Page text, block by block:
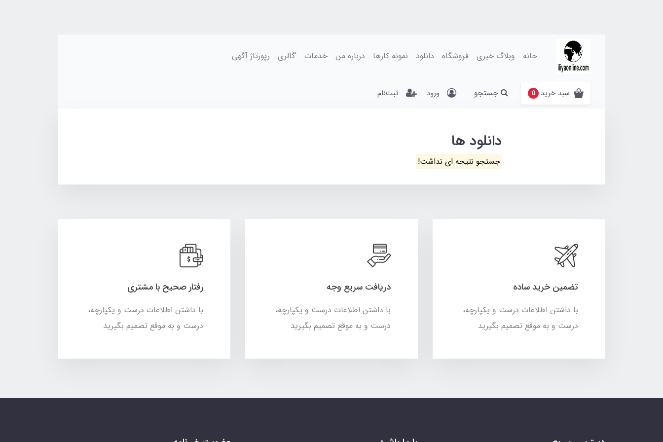
خانه وبلاگ خبری فروشگاه دانلود نمونه کارها درباره من خدمات 'گالری رپورتاژ آگهی
سبد خرید 0 جستجو ورود ثبت‌نام
دانلود ها
جستجو نتیجه ای نداشت!
تضمین خرید ساده
با داشتن اطلاعات درست و یکپارچه،
درست و به موقع تصمیم بگیرید
دریافت سریع وجه
با داشتن اطلاعات درست و یکپارچه،
درست و به موقع تصمیم بگیرید
رفتار صحیح با مشتری
با داشتن اطلاعات درست و یکپارچه،
درست و به موقع تصمیم بگیرید